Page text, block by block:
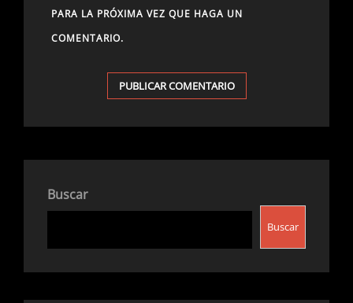
PARA LA PRÓXIMA VEZ QUE HAGA UN
COMENTARIO.
Buscar
Buscar